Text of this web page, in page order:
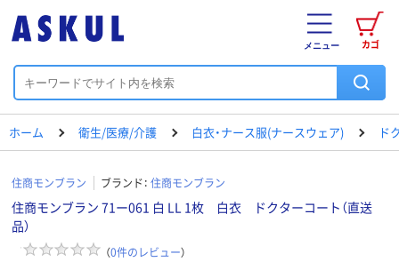
カゴ
メニュー
ホーム 衛生/医療/介護 白衣・ナース服(ナースウェア) ド
住商モンブラン ブランド： 住商モンブラン
住商モンブラン 71ー061 白 LL 1枚 白衣 ドクターコート（直送
品）
（0件のレビュー）